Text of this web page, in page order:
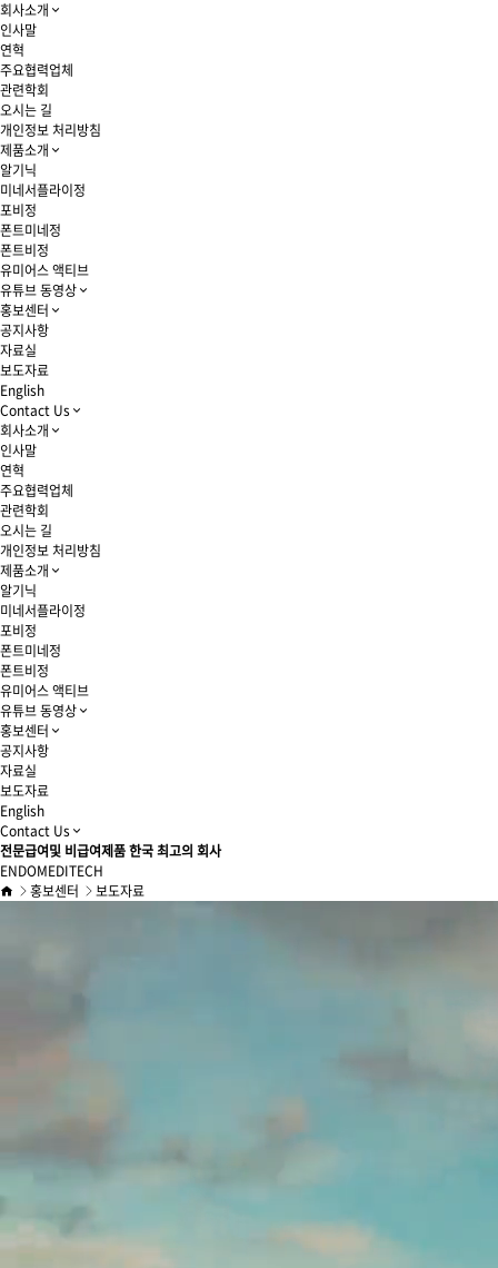
회사소개
인사말
연혁
주요협력업체
관련학회
오시는 길
개인정보 처리방침
제품소개
알기닉
미네서플라이정
포비정
폰트미네정
폰트비정
유미어스 액티브
유튜브 동영상
홍보센터
공지사항
자료실
보도자료
English
Contact Us
회사소개
인사말
연혁
주요협력업체
관련학회
오시는 길
개인정보 처리방침
제품소개
알기닉
미네서플라이정
포비정
폰트미네정
폰트비정
유미어스 액티브
유튜브 동영상
홍보센터
공지사항
자료실
보도자료
English
Contact Us
전문급여및 비급여제품 한국 최고의 회사
ENDOMEDITECH
홍보센터
보도자료